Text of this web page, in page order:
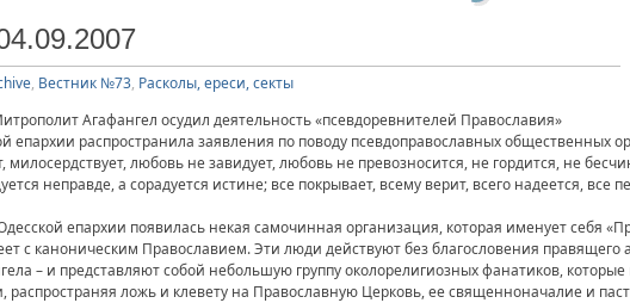
История
Митрополиты
, Вестник №73, Расколы, ереси, секты
Агафангел осудил деятельность «псевдоревнителей Православия»
епархии распространила заявления по поводу псевдоправославных общественных
милосердствует, любовь не завидует, любовь не превозносится, не гордится, не
неправде, а сорадуется истине; все покрывает, всему верит, всего надеется, все
епархии появилась некая самочинная организация, которая именует себя
с каноническим Православием. Эти люди действуют без благословения правящего
– и представляют собой небольшую группу околорелигиозных фанатиков,
распространяя ложь и клевету на Православную Церковь, ее священноначалие и